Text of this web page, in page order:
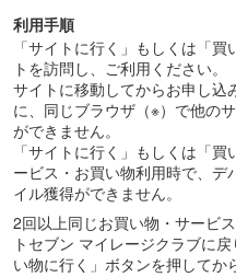
利用手順
「サイトに行く」もしくは「
トを訪問し、ご利用ください。
サイトに移動してからお申し込
に、同じブラウザ（※）で他の
ができません。
「サイトに行く」もしくは「
ービス・お買い物利用時で、デ
イル獲得ができません。
2回以上同じお買い物・サービ
トセブン マイレージクラブに
い物に行く」ボタンを押してか